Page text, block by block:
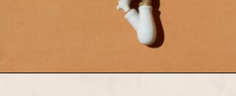
Allerlei